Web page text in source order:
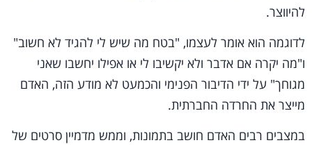
להיווצר.
לדוגמה הוא אומר לעצמו, "בטח מה שיש לי להגיד לא חשוב"
ו"מה יקרה אם אדבר ולא יקשיבו לי או אפילו יחשבו שאני
מגוחך" על ידי הדיבור הפנימי והכמעט לא מודע הזה, האדם
מייצר את החרדה החברתית.
במצבים רבים האדם חושב בתמונות, וממש מדמיין סרטים של